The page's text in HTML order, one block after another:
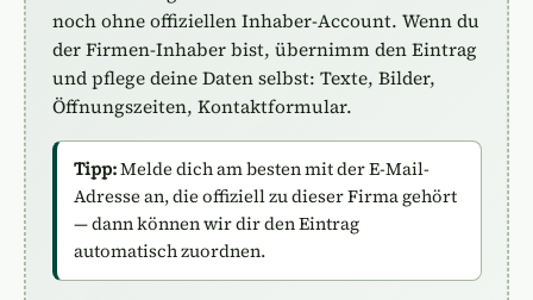
noch ohne offiziellen Inhaber-Account. Wenn du
der Firmen-Inhaber bist, übernimm den Eintrag
und pflege deine Daten selbst: Texte, Bilder,
Öffnungszeiten, Kontaktformular.
Tipp:Melde dich am besten mit der E-Mail-
Adresse an, die offiziell zu dieser Firma gehört
— dann können wir dir den Eintrag
automatisch zuordnen.